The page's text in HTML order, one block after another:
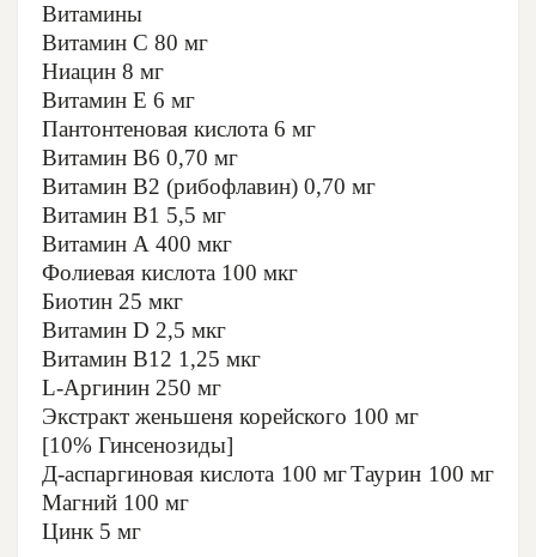
Витамины
Витамин С 80 мг
Ниацин 8 мг
Витамин Е 6 мг
Пантонтеновая кислота 6 мг
Витамин В6 0,70 мг
Витамин В2 (рибофлавин) 0,70 мг
Витамин В1 5,5 мг
Витамин А 400 мкг
Фолиевая кислота 100 мкг
Биотин 25 мкг
Витамин D 2,5 мкг
Витамин В12 1,25 мкг
L-Аргинин 250 мг
Экстракт женьшеня корейского 100 мг
[10% Гинсенозиды]
Д-аспаргиновая кислота 100 мгТаурин 100 мг
Магний 100 мг
Цинк 5 мг